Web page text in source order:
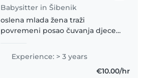
Babysitter in Šibenik
oslena mlada žena traži
povremeni posao čuvanja djece.
veće djece, u vlastitoj, ali i u
drugim obiteljima. Odgovorna
sam, suosjećajna i pouzdana
Experience: > 3 years
€10.00/hr